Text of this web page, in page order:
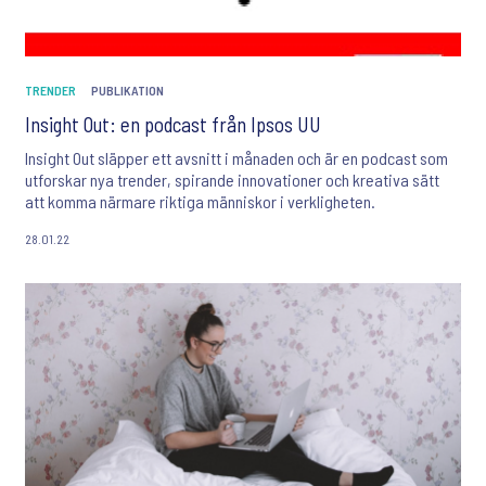
TRENDER PUBLIKATION
Insight Out: en podcast från Ipsos UU
Insight Out släpper ett avsnitt i månaden och är en podcast som
utforskar nya trender, spirande innovationer och kreativa sätt
att komma närmare riktiga människor i verkligheten.
28.01.22